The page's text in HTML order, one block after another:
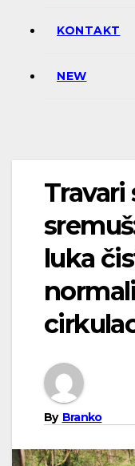
KONTAKT
NEW
Travari
luka
By Branko